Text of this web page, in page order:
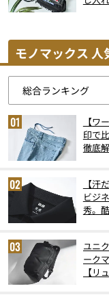
モノマックス
【ワ
印で
徹底
【汗
ビジ
秀。
ユニ
ーク
【リ